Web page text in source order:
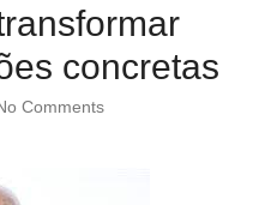
concretas
Comments